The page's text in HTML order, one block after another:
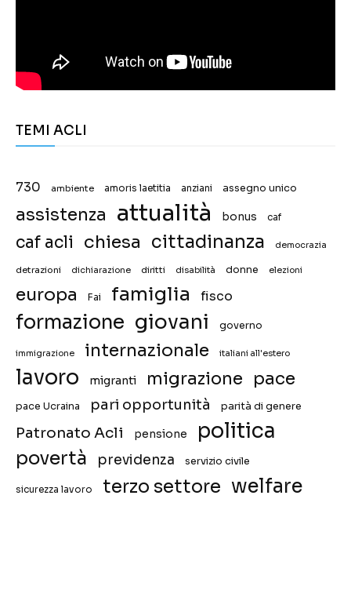
TEMI ACLI
730 ambiente amoris laetitia anziani assegno unico
assistenza attualità bonus caf
caf acli chiesa cittadinanza democrazia
detrazioni dichiarazione diritti disabilità donne elezioni
europa Fai famiglia fisco
formazione giovani governo
immigrazione internazionale italiani all'estero
lavoro migranti migrazione pace
pace Ucraina pari opportunità parità di genere
Patronato Acli pensione politica
povertà previdenza servizio civile
sicurezza lavoro terzo settore welfare